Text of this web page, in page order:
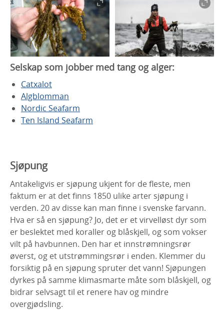
Selskap som jobber med tang og alger:
Catxalot
Algblomman
Nordic Seafarm
Ten Island Seafarm
Sjøpung
Antakeligvis er sjøpung ukjent for de fleste, men
faktum er at det finns 1850 ulike arter sjøpung i
verden. 20 av disse kan man finne i svenske farvann.
Hva er så en sjøpung? Jo, det er et virvelløst dyr som
er beslektet med koraller og blåskjell, og som vokser
vilt på havbunnen. Den har et innstrømningsrør
øverst, og et utstrømmingsrør i enden. Klemmer du
forsiktig på en sjøpung spruter det vann! Sjøpungen
dyrkes på samme klimasmarte måte som blåskjell, og
bidrar selvsagt til et renere hav og mindre
overgjødsling.